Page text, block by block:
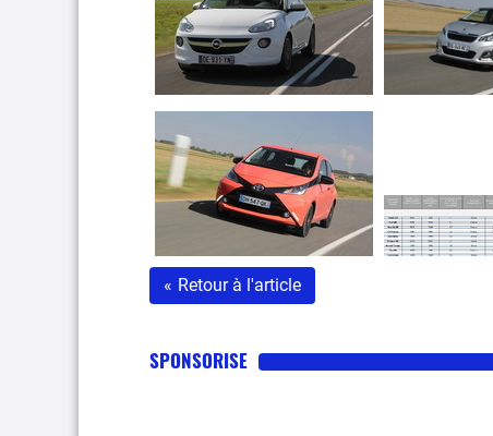
« Retour à l'article
SPONSORISE